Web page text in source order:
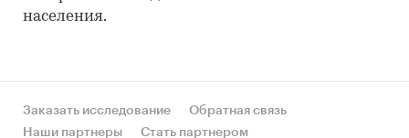
населения.
Заказать исследование
Обратная связь
Наши партнеры
Стать партнером